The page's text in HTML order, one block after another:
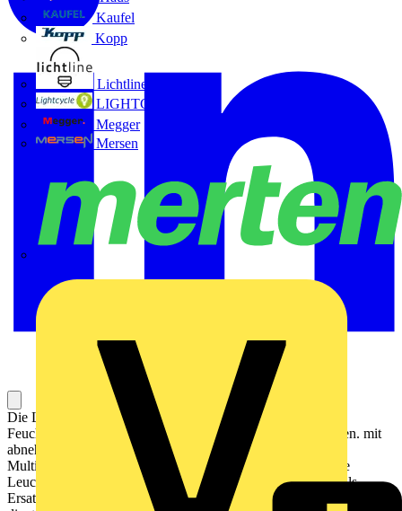
Kaufel
Kopp
Lichtline
LIGHTCYCLE
Megger
Mersen
Die Ledinaire Feuchtraumleuchte im klassischen
Feuchtraumleuchtendesign als All-in Version mit MultiLumen. mit
abnehmbarer Wanne und Edelstahlverschlüssen. Durch den
MultiLumenschalter verfügt die Leuchte über zwei wählbare
Leuchtenlichtströmen in einer Leuchte, sodass die Leuchte als
Ersatz für 1- und 2-lampige herkömmliche Feuchtraumleuchten